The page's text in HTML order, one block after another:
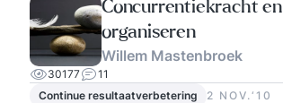
Concurrentiekracht
organiseren
Willem Mastenbroek
30177
11
Continue resultaatverbetering
2 NOV.‘10